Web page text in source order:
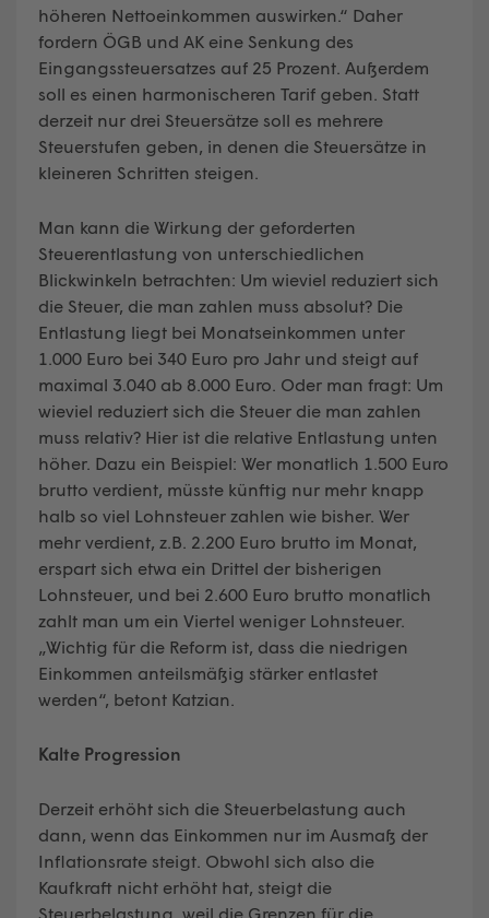
höheren Nettoeinkommen auswirken.“ Daher
fordern ÖGB und AK eine Senkung des
Eingangssteuersatzes auf 25 Prozent. Außerdem
soll es einen harmonischeren Tarif geben. Statt
derzeit nur drei Steuersätze soll es mehrere
Steuerstufen geben, in denen die Steuersätze in
kleineren Schritten steigen.
Man kann die Wirkung der geforderten
Steuerentlastung von unterschiedlichen
Blickwinkeln betrachten: Um wieviel reduziert sich
die Steuer, die man zahlen muss absolut? Die
Entlastung liegt bei Monatseinkommen unter
1.000 Euro bei 340 Euro pro Jahr und steigt auf
maximal 3.040 ab 8.000 Euro. Oder man fragt: Um
wieviel reduziert sich die Steuer die man zahlen
muss relativ? Hier ist die relative Entlastung unten
höher. Dazu ein Beispiel: Wer monatlich 1.500 Euro
brutto verdient, müsste künftig nur mehr knapp
halb so viel Lohnsteuer zahlen wie bisher. Wer
mehr verdient, z.B. 2.200 Euro brutto im Monat,
erspart sich etwa ein Drittel der bisherigen
Lohnsteuer, und bei 2.600 Euro brutto monatlich
zahlt man um ein Viertel weniger Lohnsteuer.
„Wichtig für die Reform ist, dass die niedrigen
Einkommen anteilsmäßig stärker entlastet
werden“, betont Katzian.
Kalte Progression
Derzeit erhöht sich die Steuerbelastung auch
dann, wenn das Einkommen nur im Ausmaß der
Inflationsrate steigt. Obwohl sich also die
Kaufkraft nicht erhöht hat, steigt die
Steuerbelastung, weil die Grenzen für die